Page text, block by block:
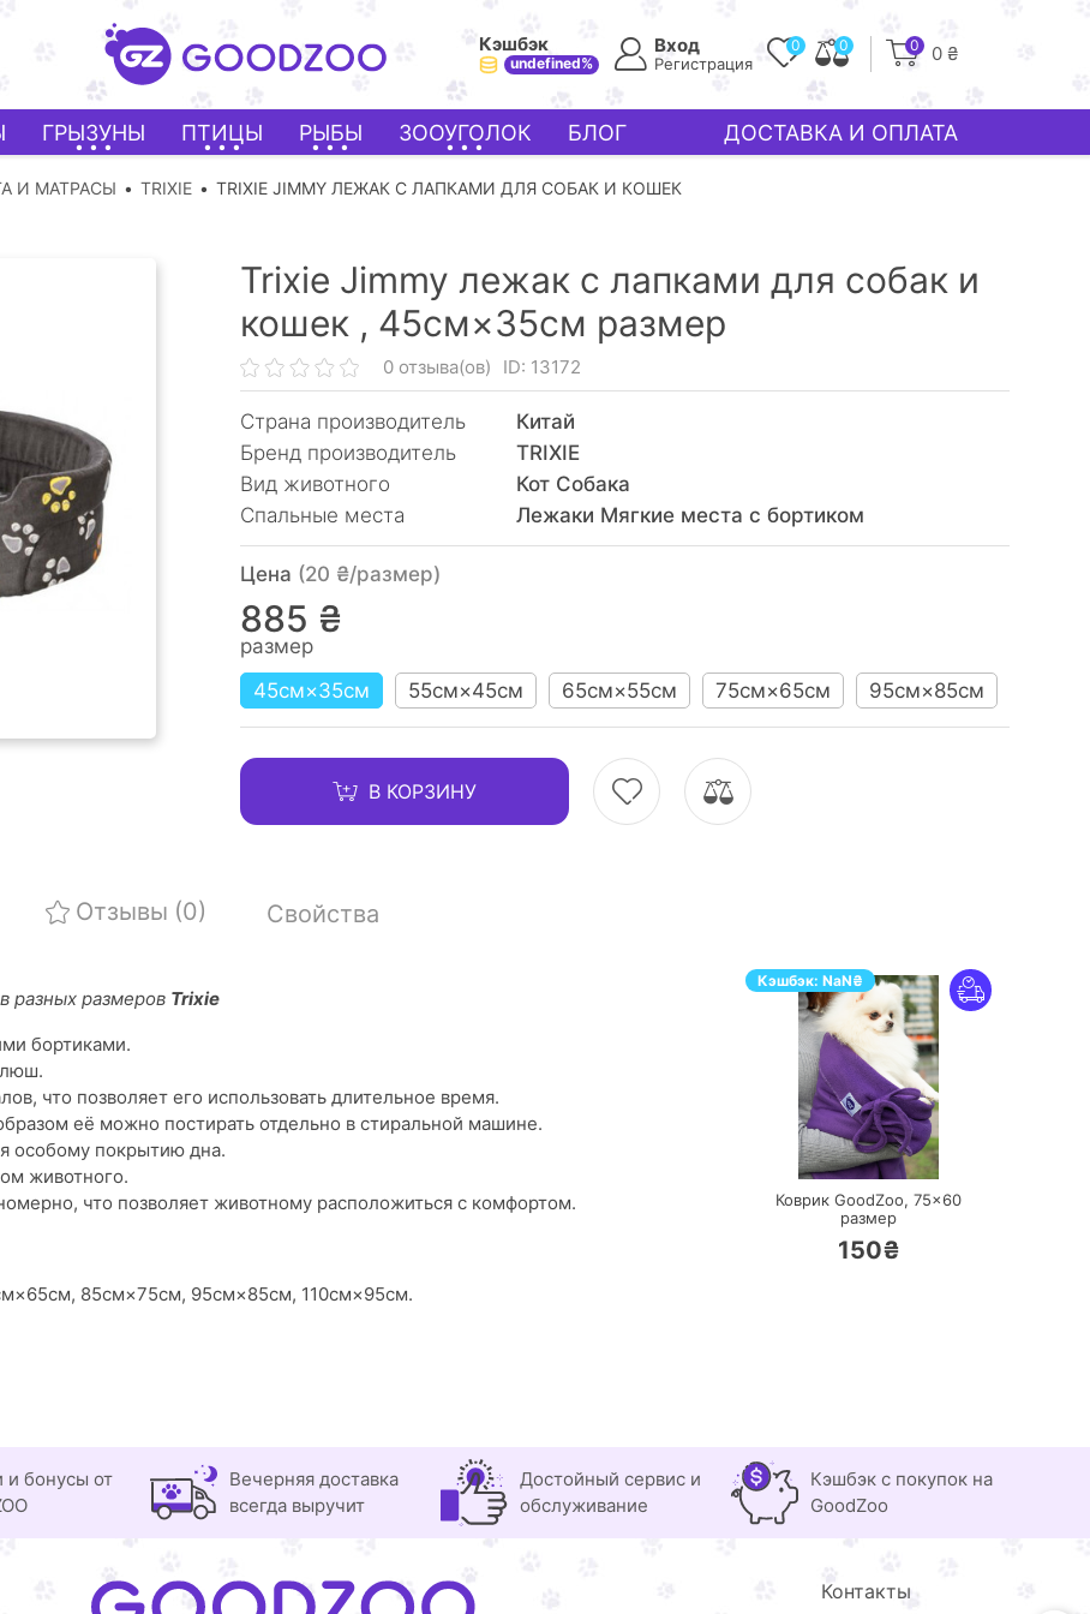
Кэшбэк
undefined%
Вход
Регистрация
0 0 0 0 ₴
ГРЫЗУНЫ ПТИЦЫ РЫБЫ ЗООУГОЛОК БЛОГ ДОСТАВКА И ОПЛАТА
И МАТРАСЫ TRIXIE TRIXIE JIMMY ЛЕЖАК С ЛАПКАМИ ДЛЯ СОБАК И КОШЕК
Trixie Jimmy лежак с лапками для собак и
кошек , 45см×35см размер
0 отзыва(ов) ID: 13172
Страна производитель
Китай
Бренд производитель
TRIXIE
Вид животного
Кот Собака
Спальные места
Лежаки Мягкие места с бортиком
Цена (20 ₴/размер)
885 ₴
размер
45см×35см
55см×45см 65см×55см 75см×65см 95см×85см
В КОРЗИНУ
Отзывы (0) Свойства
разных размеров Trixie
бортиками.
что позволяет его использовать длительное время.
её можно постирать отдельно в стиральной машине.
особому покрытию дна.
животного.
что позволяет животному расположиться с комфортом.
85см×75см, 95см×85см, 110см×95см.
Кэшбэк: NaN₴
ПЕРЕЙТИ
Коврик GoodZoo, 75×60
размер
150₴
и бонусы от
Вечерняя доставка
всегда выручит
Достойный сервис и
обслуживание
Кэшбэк с покупок на
GoodZoo
Контакты